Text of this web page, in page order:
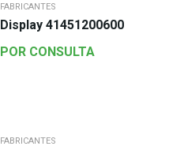
FABRICANTES
Display 41451200600
POR CONSULTA
FABRICANTES